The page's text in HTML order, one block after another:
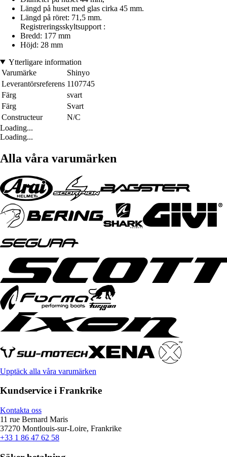
Längd på huset med glas cirka 45 mm.
Längd på röret: 71,5 mm.
Registreringsskyltsupport :
Bredd: 177 mm
Höjd: 28 mm
Ytterligare information
Varumärke
Shinyo
Leverantörsreferens 1107745
Färg
svart
Färg
Svart
Constructeur
N/C
Loading...
Loading...
Alla våra varumärken
Upptäck alla våra varumärken
Kundservice i Frankrike
Kontakta oss
11 rue Bernard Maris
37270 Montlouis-sur-Loire, Frankrike
+33 1 86 47 62 58